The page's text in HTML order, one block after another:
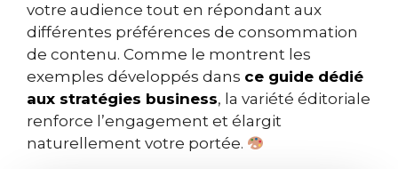
votre audience tout en répondant aux
différentes préférences de consommation
de contenu. Comme le montrent les
exemples développés dans ce guide dédié
aux stratégies business, la variété éditoriale
renforce l’engagement et élargit
naturellement votre portée.